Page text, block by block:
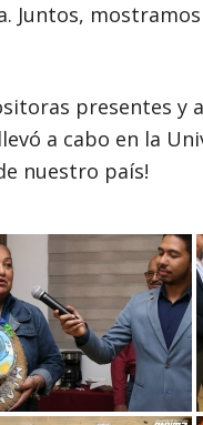
Juntos,
presentes
a cabo en la
nuestro país!